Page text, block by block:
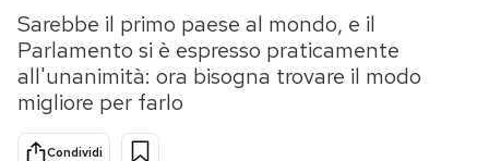
Tecnologia
Internet
Scienza
Cultura
Economia
Storie/Idee
Ok Boomer!
Media
Sarebbe il primo paese al mondo, e il
Parlamento si è espresso praticamente
all'unanimità: ora bisogna trovare il modo
migliore per farlo
Condividi